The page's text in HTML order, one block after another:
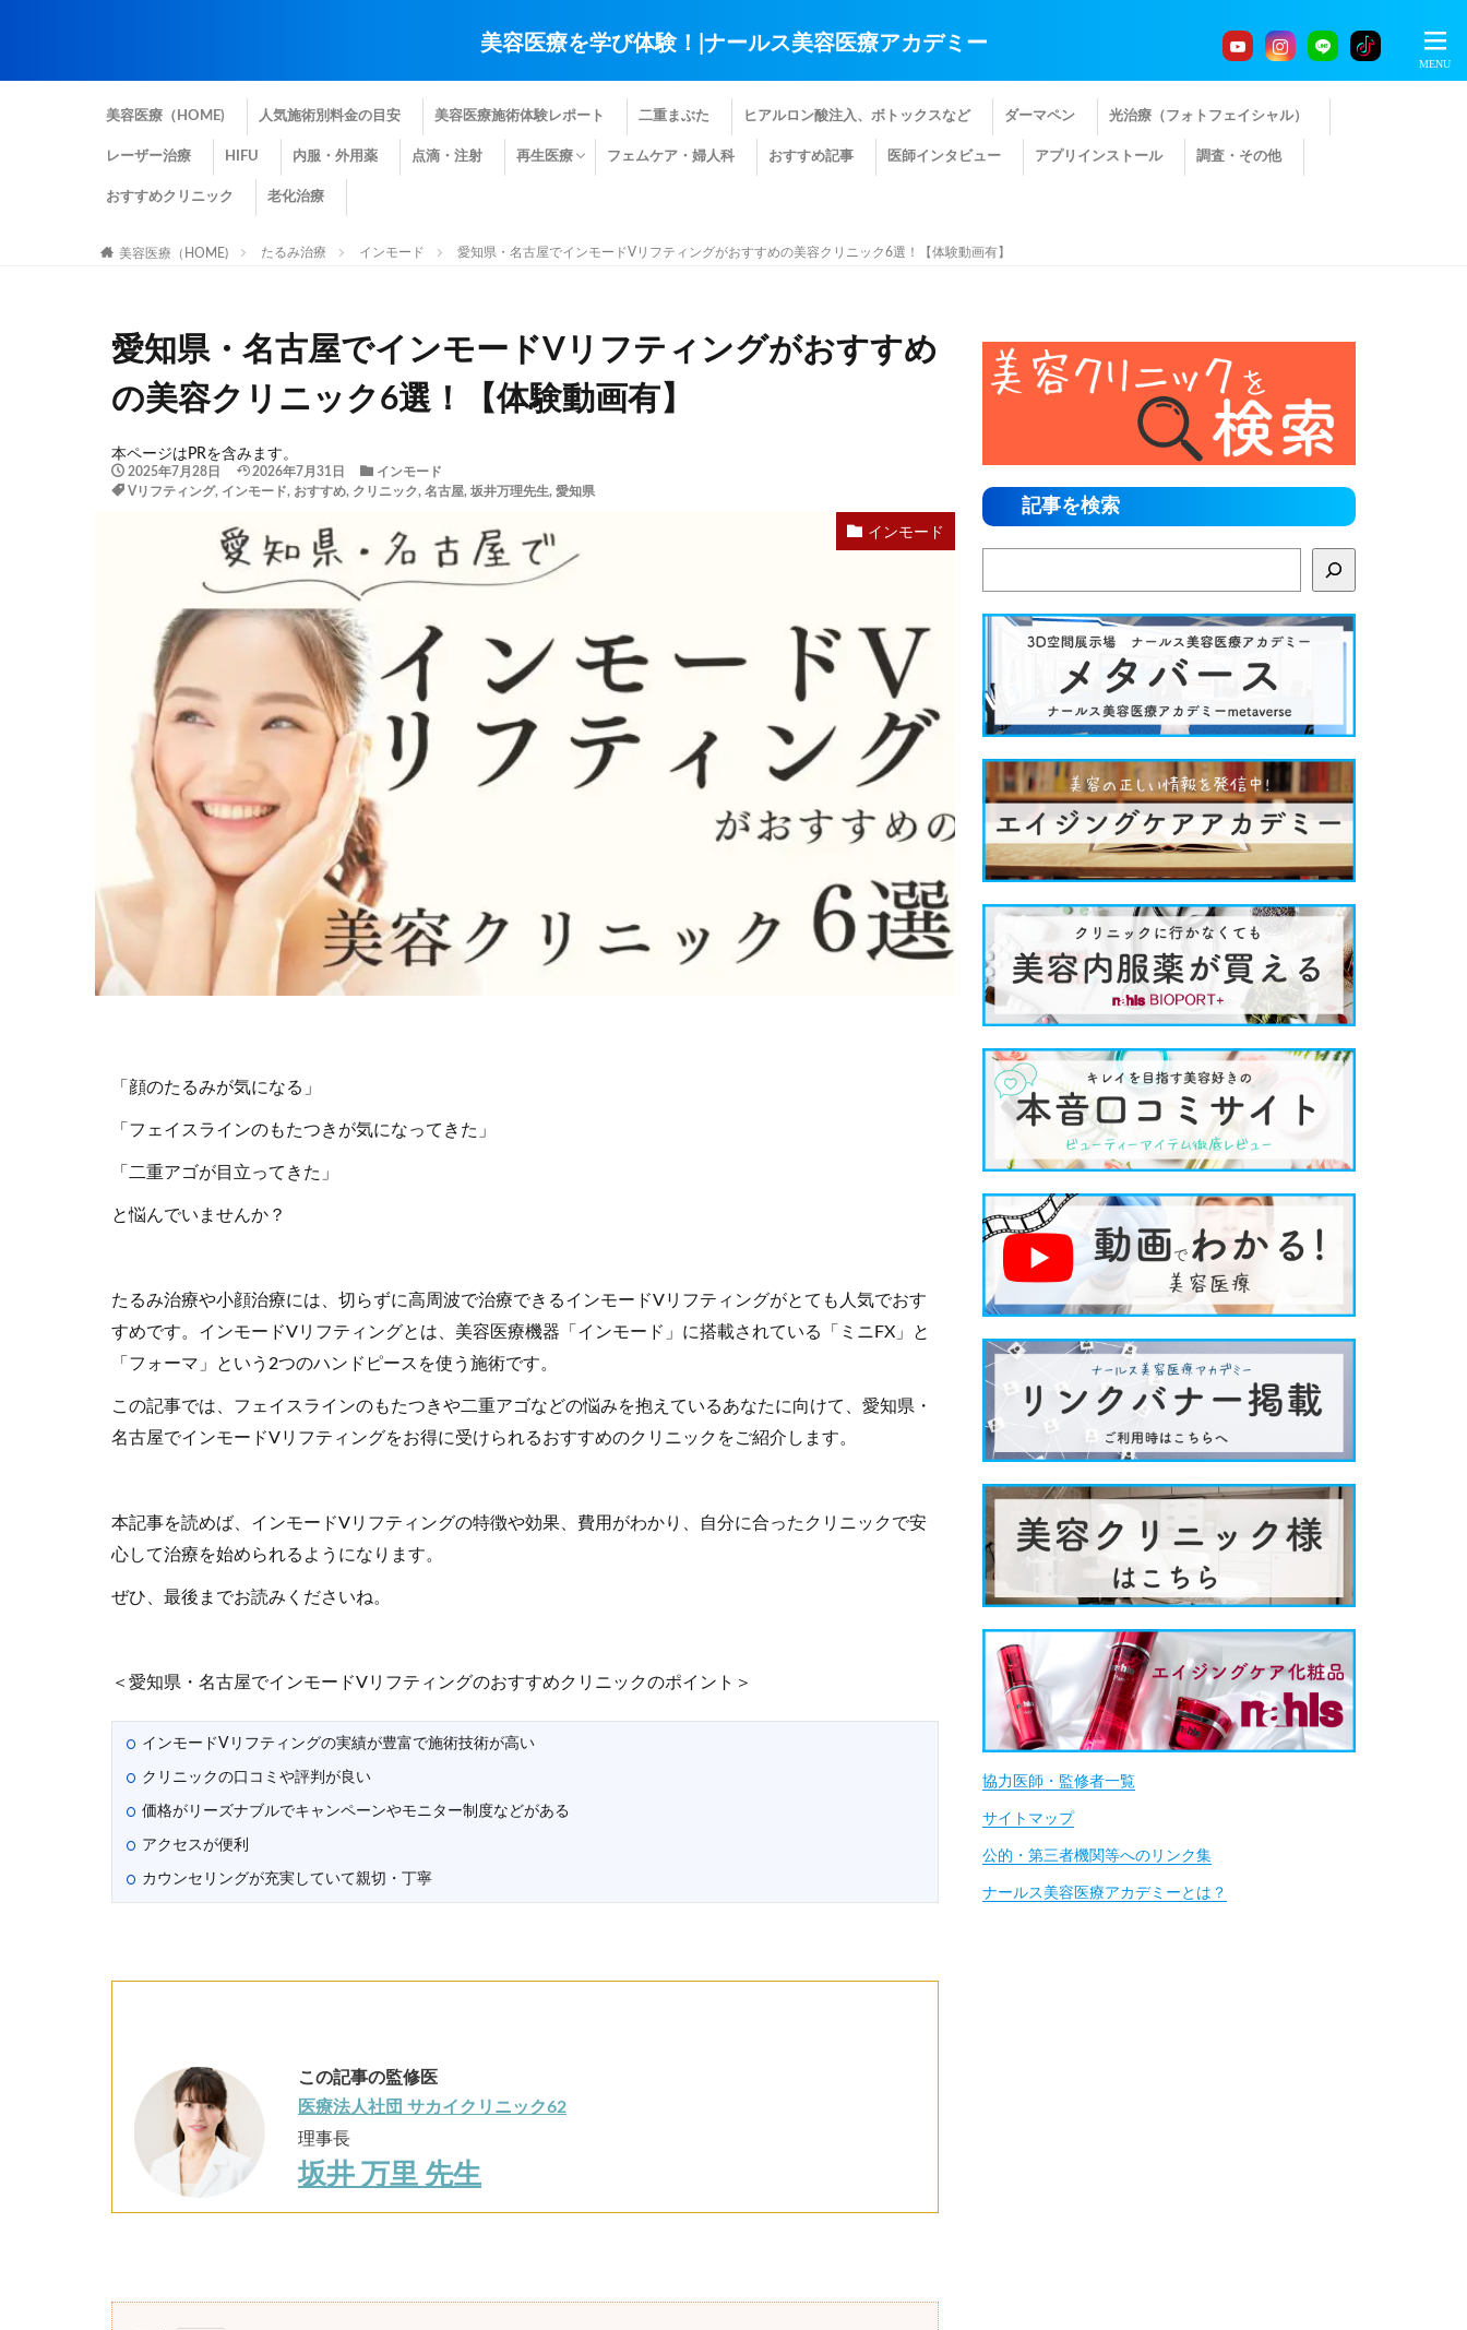
美容医療を学び体験！|ナールス美容医療アカデミー
美容医療（HOME) 人気施術別料金の目安 美容医療施術体験レポート 二重まぶた ヒアルロン酸注入、ボトックスなど ダーマペン 光治療（フォトフェイシャル）
レーザー治療 HIFU 内服・外用薬 点滴・注射 再生医療 フェムケア・婦人科 おすすめ記事 医師インタビュー アプリインストール 調査・その他
おすすめクリニック 老化治療
美容医療（HOME) たるみ治療 インモード 愛知県・名古屋でインモードVリフティングがおすすめの美容クリニック6選！【体験動画有】
愛知県・名古屋でインモードVリフティングがおすすめ
の美容クリニック6選！【体験動画有】
本ページはPRを含みます。
2025年7月28日 2026年7月31日
インモード
Vリフティング, インモード, おすすめ, クリニック, 名古屋, 坂井万理先生, 愛知県
インモード
「顔のたるみが気になる」
「フェイスラインのもたつきが気になってきた」
「二重アゴが目立ってきた」
と悩んでいませんか？
たるみ治療や小顔治療には、切らずに高周波で治療できるインモードVリフティングがとても人気でおす
すめです。インモードVリフティングとは、美容医療機器「インモード」に搭載されている「ミニFX」と
「フォーマ」という2つのハンドピースを使う施術です。
この記事では、フェイスラインのもたつきや二重アゴなどの悩みを抱えているあなたに向けて、愛知県・
名古屋でインモードVリフティングをお得に受けられるおすすめのクリニックをご紹介します。
本記事を読めば、インモードVリフティングの特徴や効果、費用がわかり、自分に合ったクリニックで安
心して治療を始められるようになります。
ぜひ、最後までお読みくださいね。
＜愛知県・名古屋でインモードVリフティングのおすすめクリニックのポイント＞
インモードVリフティングの実績が豊富で施術技術が高い
クリニックの口コミや評判が良い
価格がリーズナブルでキャンペーンやモニター制度などがある
アクセスが便利
カウンセリングが充実していて親切・丁寧
この記事の監修医
医療法人社団 サカイクリニック62
理事長
坂井 万里 先生
記事を検索
協力医師・監修者一覧
サイトマップ
公的・第三者機関等へのリンク集
ナールス美容医療アカデミーとは？